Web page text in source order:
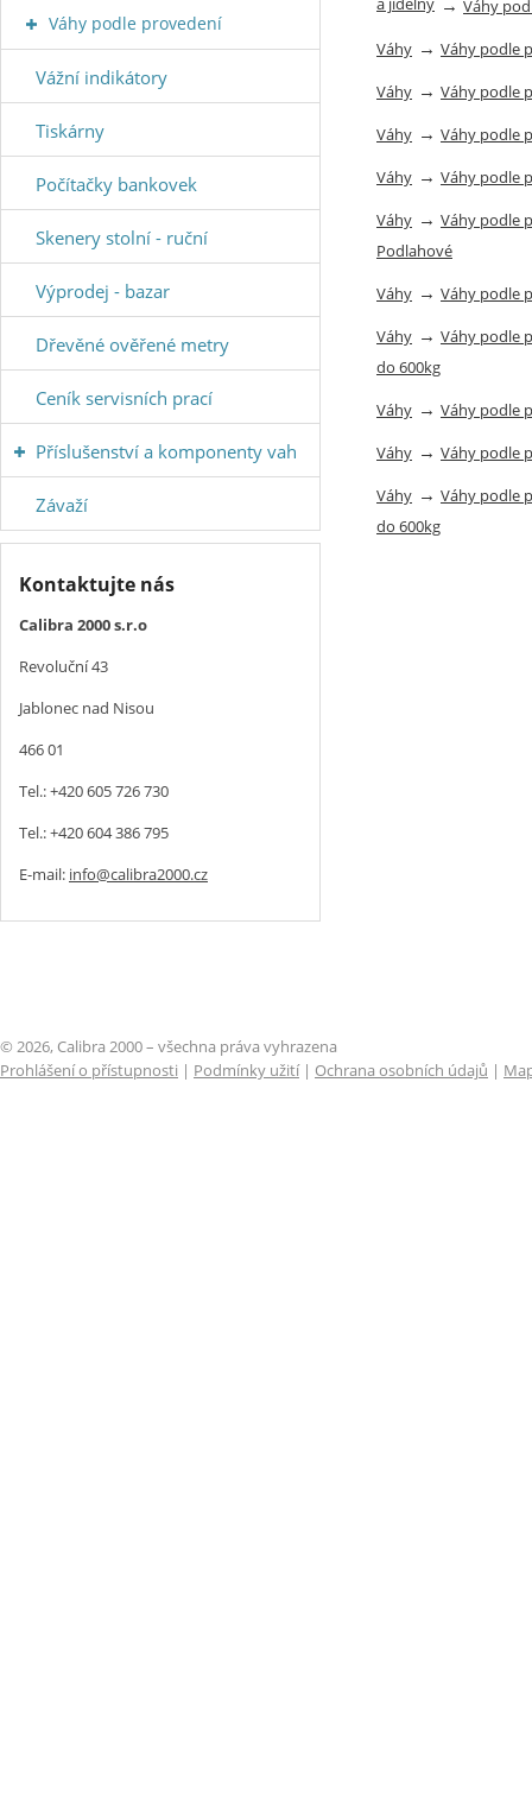
a jídelny → Váhy
Váhy → Váhy podle
Váhy → Váhy podle
Váhy → Váhy podle
Váhy → Váhy podle
Váhy → Váhy podle
Podlahové
Váhy → Váhy podle
Váhy → Váhy podle
do 600kg
Váhy → Váhy podle
Váhy → Váhy podle
Váhy → Váhy podle
do 600kg
Váhy podle provedení
Vážní indikátory
Tiskárny
Počítačky bankovek
Skenery stolní - ruční
Výprodej - bazar
Dřevěné ověřené metry
Ceník servisních prací
Příslušenství a komponenty vah
Závaží
Kontaktujte nás
Calibra 2000 s.r.o
Revoluční 43
Jablonec nad Nisou
466 01
Tel.: +420 605 726 730
Tel.: +420 604 386 795
E-mail: info@calibra2000.cz
© 2026, Calibra 2000 – všechna práva vyhrazena
Prohlášení o přístupnosti | Podmínky užití| Ochrana osobních údajů |